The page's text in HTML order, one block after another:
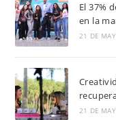
El 37%
en la
21 DE
21 DE